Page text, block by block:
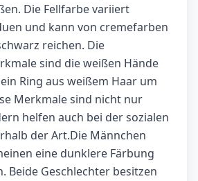
Die Fellfarbe variiert
und kann von cremefarben
reichen. Die
sind die weißen Hände
Ring aus weißem Haar um
Merkmale sind nicht nur
helfen auch bei der sozialen
der Art.Die Männchen
eine dunklere Färbung
Beide Geschlechter besitzen